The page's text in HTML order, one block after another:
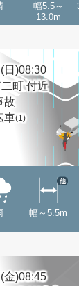
幅5.5～
13.0m
日)08:30
町 付近
故
車(1)
幅～5.5m
他
金)08:45